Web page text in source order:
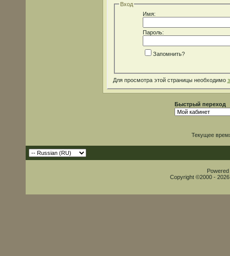
Вход
Имя:
Пароль:
Запомнить?
Для просмотра этой страницы необходимо
Быстрый переход
Текущее
Copyright ©2000 -